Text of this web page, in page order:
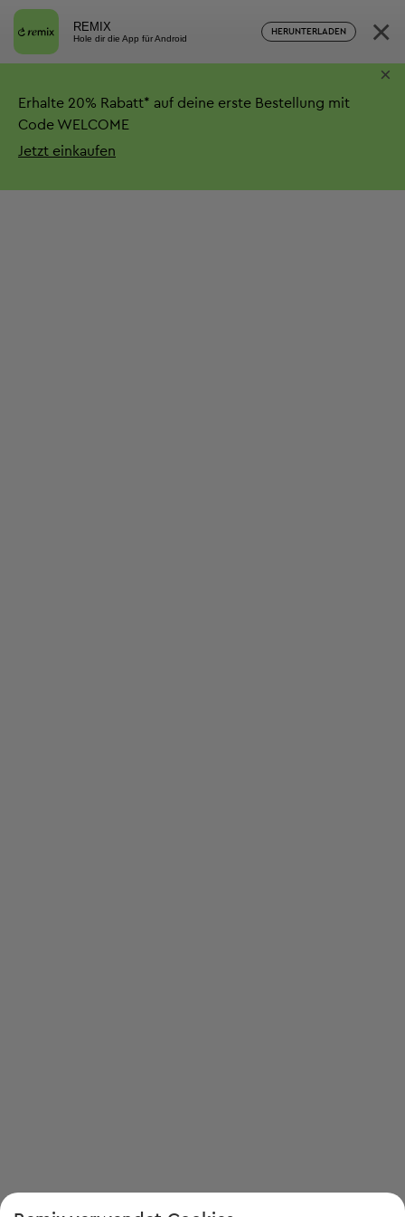
REMIX
Hole dir die App für Android
HERUNTERLADEN ×
Erhalte 20% Rabatt* auf deine erste Bestellung mit
Code WELCOME
Jetzt einkaufen
×